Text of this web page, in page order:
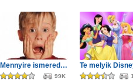
Mennyire ismered az első Reszkessetek betörők filmet?
99K